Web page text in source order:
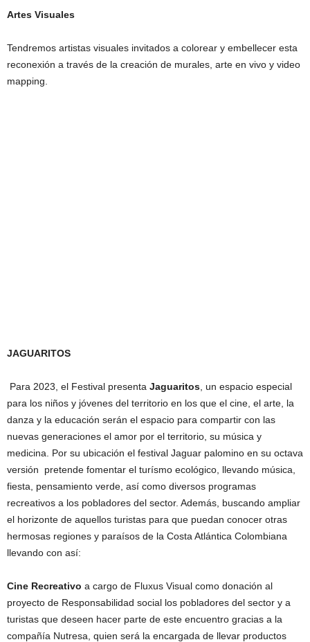
Artes Visuales
Tendremos artistas visuales invitados a colorear y embellecer esta
reconexión a través de la creación de murales, arte en vivo y video
mapping.
JAGUARITOS
Para 2023, el Festival presenta Jaguaritos , un espacio especial
para los niños y jóvenes del territorio en los que el cine, el arte, la
danza y la educación serán el espacio para compartir con las
nuevas generaciones el amor por el territorio, su música y
medicina. Por su ubicación el festival Jaguar palomino en su octava
versión pretende fomentar el turísmo ecológico, llevando música,
fiesta, pensamiento verde, así como diversos programas
recreativos a los pobladores del sector. Además, buscando ampliar
el horizonte de aquellos turistas para que puedan conocer otras
hermosas regiones y paraísos de la Costa Atlántica Colombiana
llevando con así:
Cine Recreativo a cargo de Fluxus Visual como donación al
proyecto de Responsabilidad social los pobladores del sector y a
turistas que deseen hacer parte de este encuentro gracias a la
compañía Nutresa, quien será la encargada de llevar productos